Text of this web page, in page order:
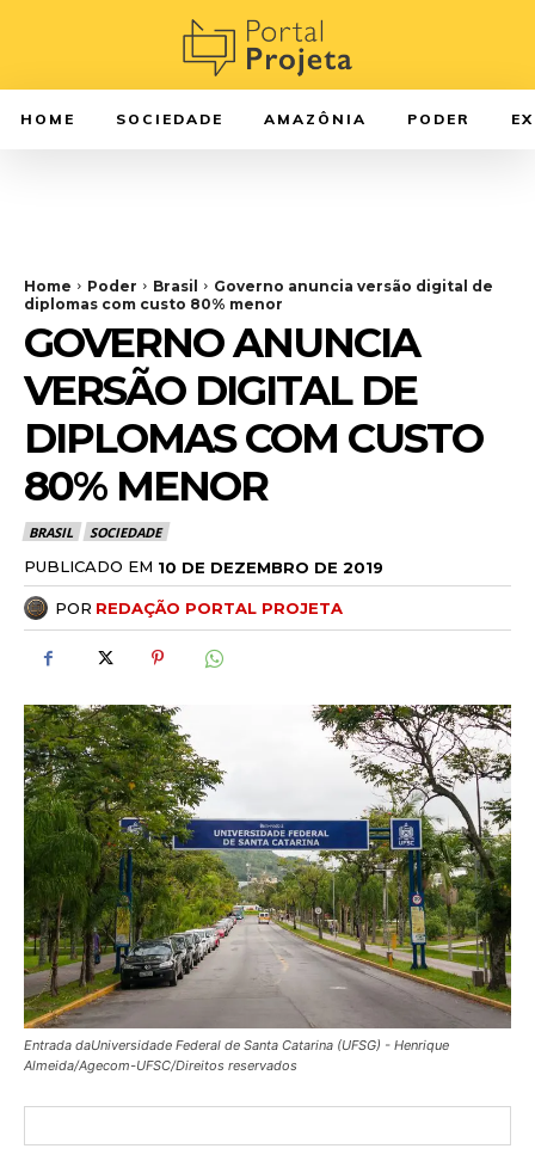
HOME SOCIEDADE AMAZÔNIA PODER
Home Poder Brasil
Governo anuncia versão digital de
diplomas com custo 80% menor
GOVERNO ANUNCIA
VERSÃO DIGITAL DE
DIPLOMAS COM CUSTO
80% MENOR
BRASIL SOCIEDADE
PUBLICADO EM 10 DE DEZEMBRO DE 2019
POR REDAÇÃO PORTAL PROJETA
Entrada daUniversidade Federal de Santa Catarina (UFSG) - Henrique
Almeida/Agecom-UFSC/Direitos reservados